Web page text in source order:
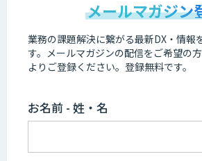
メールマガジン
業務の課題解決に繋がる最新DX・情報
す。 メールマガジンの配信をご希望の
よりご登録ください。登録無料です。
お名前 - 姓・名